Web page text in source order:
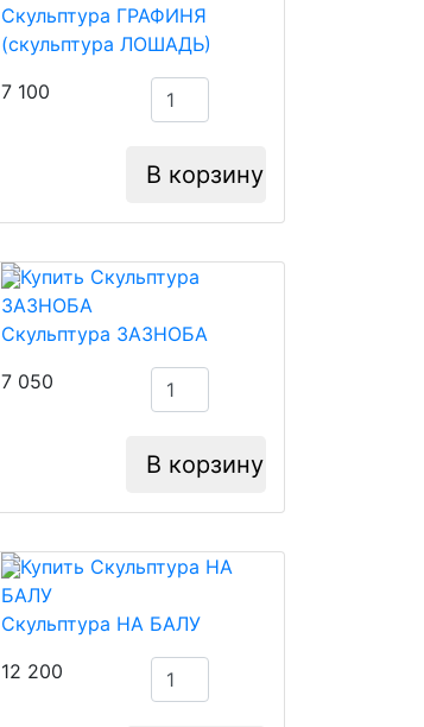
Скульптура ГРАФИНЯ
(скульптура ЛОШАДЬ)
7 100
В корзину
Скульптура ЗАЗНОБА
7 050
В корзину
Скульптура НА БАЛУ
12 200